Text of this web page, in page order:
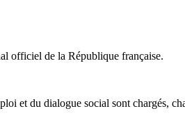
officiel de la République française.
et du dialogue social sont chargés,